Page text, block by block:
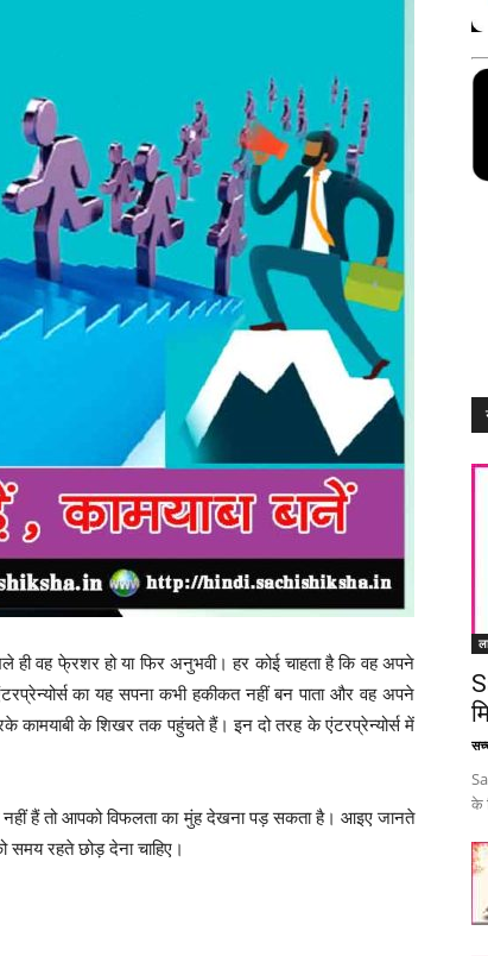
वह फे्रशर हो या फिर अनुभवी। हर कोई चाहता है कि वह अपने
का यह सपना कभी हकीकत नहीं बन पाता और वह अपने
कामयाबी के शिखर तक पहुंचते हैं। इन दो तरह के एंटरप्रेन्योर्स में
हैं तो आपको विफलता का मुंह देखना पड़ सकता है। आइए जानते
रहते छोड़ देना चाहिए।
के